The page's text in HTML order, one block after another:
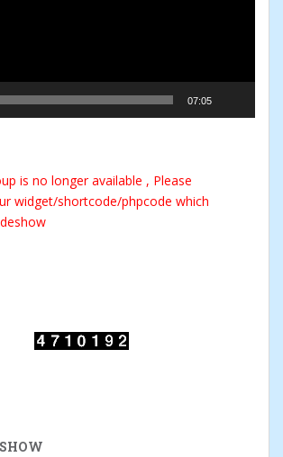
07:05
is no longer available , Please
widget/shortcode/phpcode which